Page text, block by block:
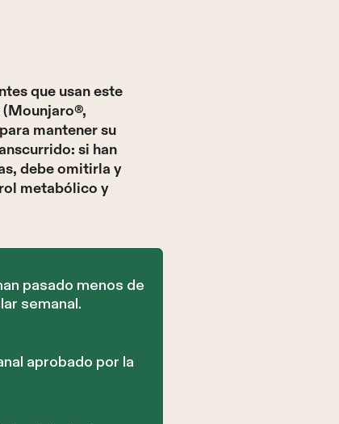
que usan este
mantener su
si han
debe omitirla y
metabólico y
pasado menos de
semanal.
aprobado por la